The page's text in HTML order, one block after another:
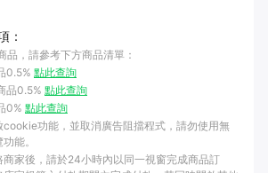
：
品，請參考下方商品清單：
0.5% 點此查詢
品0.5% 點此查詢
0% 點此查詢
cookie功能，並取消廣告阻擋程式，請勿使用無
能。
商家後，請於24小時內以同一視窗完成商品訂